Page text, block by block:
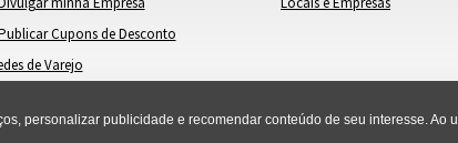
Cupons de Desconto
de Varejo
personalizar publicidade e recomendar conteúdo de seu interesse. Ao